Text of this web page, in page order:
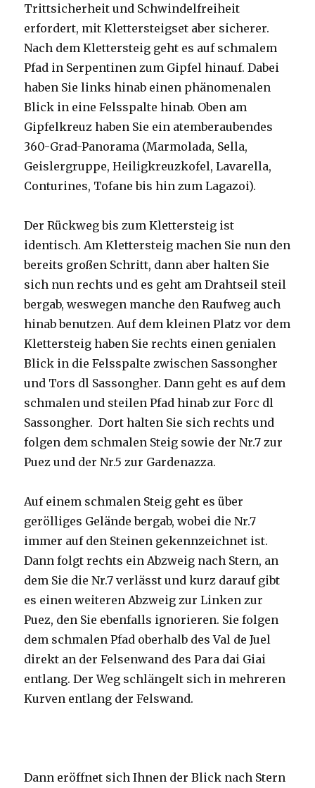
Trittsicherheit und Schwindelfreiheit
erfordert, mit Klettersteigset aber sicherer.
Nach dem Klettersteig geht es auf schmalem
Pfad in Serpentinen zum Gipfel hinauf. Dabei
haben Sie links hinab einen phänomenalen
Blick in eine Felsspalte hinab. Oben am
Gipfelkreuz haben Sie ein atemberaubendes
360-Grad-Panorama (Marmolada, Sella,
Geislergruppe, Heiligkreuzkofel, Lavarella,
Conturines, Tofane bis hin zum Lagazoi).
Der Rückweg bis zum Klettersteig ist
identisch. Am Klettersteig machen Sie nun den
bereits großen Schritt, dann aber halten Sie
sich nun rechts und es geht am Drahtseil steil
bergab, weswegen manche den Raufweg auch
hinab benutzen. Auf dem kleinen Platz vor dem
Klettersteig haben Sie rechts einen genialen
Blick in die Felsspalte zwischen Sassongher
und Tors dl Sassongher. Dann geht es auf dem
schmalen und steilen Pfad hinab zur Forc dl
Sassongher. Dort halten Sie sich rechts und
folgen dem schmalen Steig sowie der Nr.7 zur
Puez und der Nr.5 zur Gardenazza.
Auf einem schmalen Steig geht es über
gerölliges Gelände bergab, wobei die Nr.7
immer auf den Steinen gekennzeichnet ist.
Dann folgt rechts ein Abzweig nach Stern, an
dem Sie die Nr.7 verlässt und kurz darauf gibt
es einen weiteren Abzweig zur Linken zur
Puez, den Sie ebenfalls ignorieren. Sie folgen
dem schmalen Pfad oberhalb des Val de Juel
direkt an der Felsenwand des Para dai Giai
entlang. Der Weg schlängelt sich in mehreren
Kurven entlang der Felswand.
Dann eröffnet sich Ihnen der Blick nach Stern